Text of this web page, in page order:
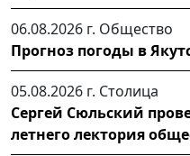
06.08.2026 г. Общество
Прогноз погоды в
05.08.2026 г. Столица
Сергей Сюльский
летнего лектория